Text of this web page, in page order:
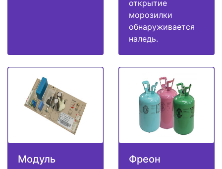
открытие
морозилки
обнаруживается
наледь.
Модуль Фреон